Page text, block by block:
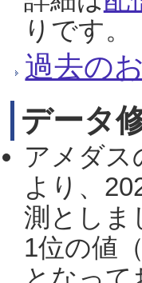
りです。
過去の
データ
アメダス
より、
測としま
1位の値